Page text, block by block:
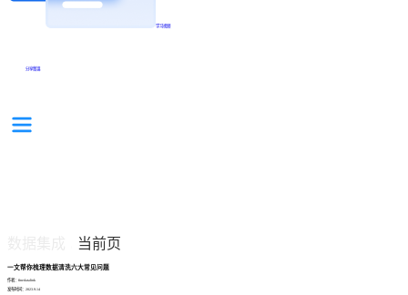
学习视频
分享集锦
当前页
一文帮你梳理数据清洗六大常见问题
作者：finedatalink
发布时间：2023.9.14